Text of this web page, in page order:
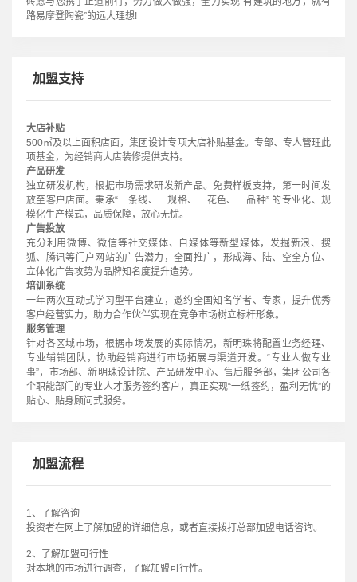
路易摩登陶瓷”的远大理想!
加盟支持
大店补贴
500㎡及以上面积店面，集团设计专项大店补贴基金。专部、专人管理此
项基金，为经销商大店装修提供支持。
产品研发
独立研发机构，根据市场需求研发新产品。免费样板支持，第一时间发
放至客户店面。秉承“一条线、一规格、一花色、一品种” 的专业化、规
模化生产模式，品质保障，放心无忧。
广告投放
充分利用微博、微信等社交媒体、自媒体等新型媒体，发掘新浪、搜
狐、腾讯等门户网站的广告潜力，全面推广，形成海、陆、空全方位、
立体化广告攻势为品牌知名度提升造势。
培训系统
一年两次互动式学习型平台建立，邀约全国知名学者、专家，提升优秀
客户经营实力，助力合作伙伴实现在竞争市场树立标杆形象。
服务管理
针对各区域市场，根据市场发展的实际情况，新明珠将配置业务经理、
专业辅销团队，协助经销商进行市场拓展与渠道开发。“专业人做专业
事”，市场部、新明珠设计院、产品研发中心、售后服务部，集团公司各
个职能部门的专业人才服务签约客户，真正实现“一纸签约，盈利无忧”的
贴心、贴身顾问式服务。
加盟流程
1、了解咨询
投资者在网上了解加盟的详细信息，或者直接拨打总部加盟电话咨询。
2、了解加盟可行性
对本地的市场进行调查，了解加盟可行性。